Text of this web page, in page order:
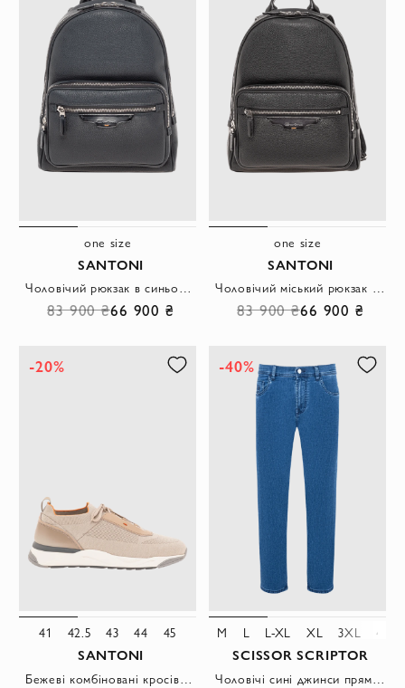
one size
SANTONI
Чоловічий рюкзак в синьому кольорі з зернистої шкіри.
83 900 ₴66 900 ₴
one size
SANTONI
Чоловічий міський рюкзак у класичному чорному кольорі із зернистої шкіри.
83 900 ₴66 900 ₴
-20%
41 42.5 43 44 45
SANTONI
-40%
M L L-XL XL 3XL 4XL
SCISSOR SCRIPTOR